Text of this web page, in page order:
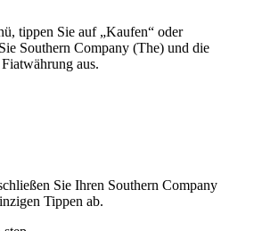
tippen Sie auf „Kaufen“ oder
Southern Company (The) und die
aus.
Sie Ihren Southern Company
Tippen ab.